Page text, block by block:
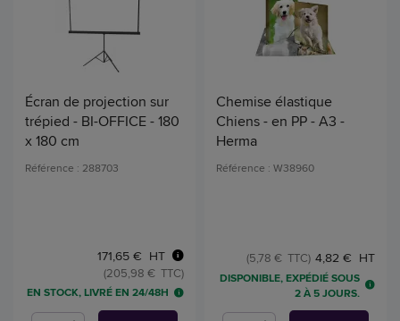
Écran de projection sur
trépied - BI-OFFICE - 180
x 180 cm
Référence : 288703
171,65 € HT
(205,98 € TTC)
EN STOCK, LIVRÉ EN 24/48H
Chemise élastique
Chiens - en PP - A3 -
Herma
Référence : W38960
4,82 € HT
(5,78 € TTC)
DISPONIBLE, EXPÉDIÉ SOUS
2 À 5 JOURS.